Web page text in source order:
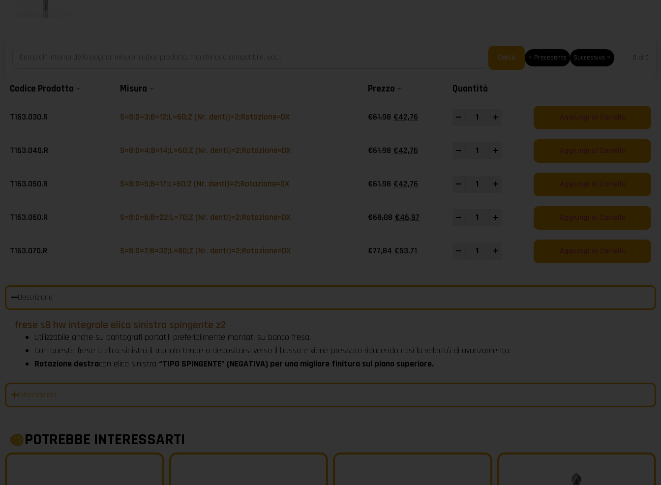
Cerca < Precedente Successivo > 0 di 0
Codice Prodotto Misura Prezzo Quantità
T163.030.R S=8;D=3;B=12;L=60;Z (Nr. denti)=2;Rotazione=DX €61,98 €42,76 Aggiungi al Carrello
T163.040.R S=8;D=4;B=14;L=60;Z (Nr. denti)=2;Rotazione=DX €61,98 €42,76 Aggiungi al Carrello
T163.050.R S=8;D=5;B=17;L=60;Z (Nr. denti)=2;Rotazione=DX €61,98 €42,76 Aggiungi al Carrello
T163.060.R S=8;D=6;B=22;L=70;Z (Nr. denti)=2;Rotazione=DX €68,08 €46,97 Aggiungi al Carrello
T163.070.R S=8;D=7;B=32;L=80;Z (Nr. denti)=2;Rotazione=DX €77,84 €53,71 Aggiungi al Carrello
Descrizione
frese s8 hw integrale elica sinistra spingente z2
Utilizzabile anche su pantografi portatili preferibilmente montati su banco fresa.
Con queste frese a elica sinistra il truciolo tende a depositarsi verso il basso e viene pressato riducendo così la velocità di avanzamento.
Rotazione destracon elica sinistra “TIPO SPINGENTE” (NEGATIVA) per una migliore finitura sul piano superiore.
Informazioni
POTREBBE INTERESSARTI